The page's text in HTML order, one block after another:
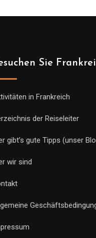
Sie
in Frankreich
der Reiseleiter
gibt’s gute Tipps (unser
wir sind